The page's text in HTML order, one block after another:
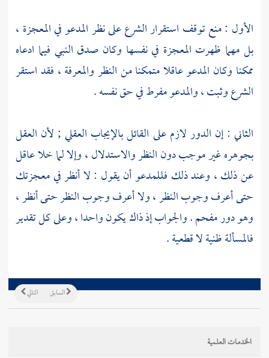
الأول : منع توقف استقرار الشرع على نظر المدعو في المعجزة ،
بل مهما ظهرت المعجزة في نفسها وكان صدق النبي فيما ادعاه
ممكنا وكان المدعو عاقلا متمكنا من النظر والمعرفة ، فقد استقر
الشرع وثبت ، والمدعو مفرط في حق نفسه .
الثاني : إن الدور لازم على القائل بالإيجاب العقلي ; لأن العقل
بجوهره غير موجب دون النظر والاستدلال ، وإلا لما خلا عاقل
عن ذلك ، وعند ذلك فللمدعو أن يقول : لا أنظر في معجزتك
حتى أعرف وجوب النظر ، ولا أعرف وجوب النظر حتى أنظر ،
وهو دور مفحم . والجواب إذ ذاك يكون واحدا ، وعلى كل تقدير
فالمسألة ظنية لا قطعية .
التالي السابق
الخدمات العلمية